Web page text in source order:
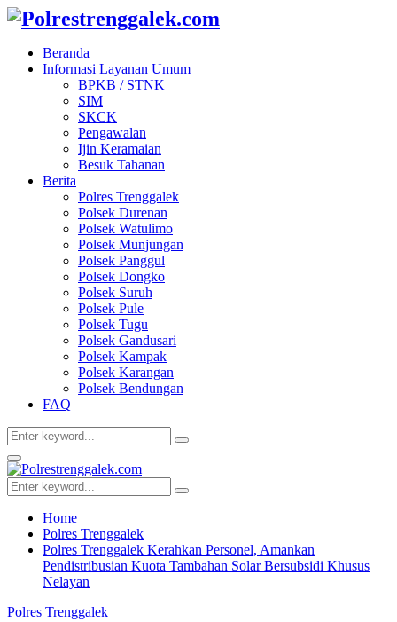
Beranda
Informasi Layanan Umum
BPKB / STNK
SIM
SKCK
Pengawalan
Ijin Keramaian
Besuk Tahanan
Berita
Polres Trenggalek
Polsek Durenan
Polsek Watulimo
Polsek Munjungan
Polsek Panggul
Polsek Dongko
Polsek Suruh
Polsek Pule
Polsek Tugu
Polsek Gandusari
Polsek Kampak
Polsek Karangan
Polsek Bendungan
FAQ
Search
for:
Search
Facebook
Twitter
Youtube
Primary
Menu
Search
for:
Search
Home
Polres Trenggalek
Polres Trenggalek Kerahkan Personel, Amankan
Pendistribusian Kuota Tambahan Solar Bersubsidi Khusus
Nelayan
Polres Trenggalek